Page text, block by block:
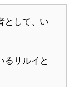
として、い
るリルイと